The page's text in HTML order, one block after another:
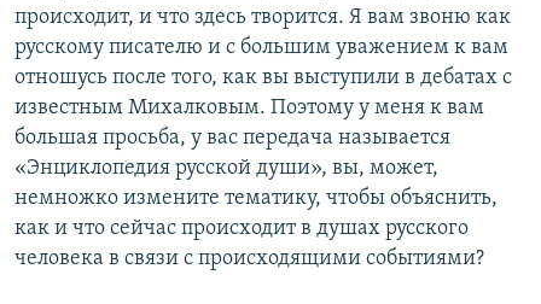
происходит, и что здесь творится. Я вам звоню как
русскому писателю и с большим уважением к вам
отношусь после того, как вы выступили в дебатах с
известным Михалковым. Поэтому у меня к вам
большая просьба, у вас передача называется
«Энциклопедия русской души», вы, может,
немножко измените тематику, чтобы объяснить,
как и что сейчас происходит в душах русского
человека в связи с происходящими событиями?